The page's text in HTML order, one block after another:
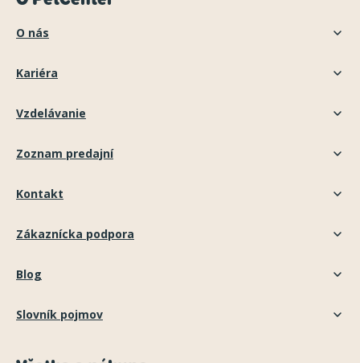
O nás
Kariéra
Vzdelávanie
Zoznam predajní
Kontakt
Zákaznícka podpora
Blog
Slovník pojmov